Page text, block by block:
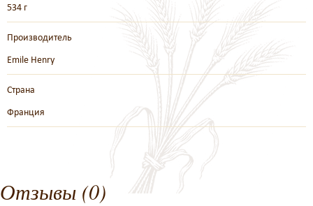
534 г
Производитель
Emile Henry
Страна
Франция
Отзывы (0)